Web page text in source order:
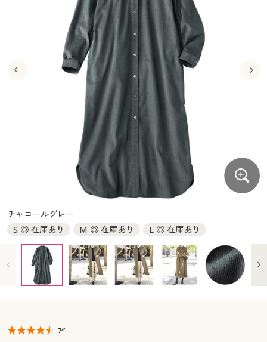
キッチン・雑貨・日用品
寝具・ベッド
カーテン・ラグ・ファブリック
美容・健康通販すべて
美容・健康・サプリメント
制服・スクール
制服・スクールすべて
ジュニア・ティーンズ下着
大きいサイズ
大きいサイズ通販すべて
大きいサイズ レディース服
大きいサイズ レディース下着
大きいサイズ メンズ
大きいサイズ 事務・制服
シークレットセール
商品カテゴリ一覧
カタログ・チラシからのご注文
デジタルカタログ
カタログ無料プレゼント
マイページ
カーテン・ラグ・ファブリック
美容・健康・サプリメント
制服・スクールすべて
制服・学生服
ジュニア・ティーンズ下着
大きいサイズ通販すべて
大きいサイズ レディース服
大きいサイズ レディース下着
大きいサイズ メンズ
大きいサイズ 事務・制服
シークレットセール
商品カテゴリ一覧
カタログ・チラシからのご注文
カタログ無料プレゼント
会員メニュー
閲覧履歴
チャコールグレー
S ◎ 在庫あり
M ◎ 在庫あり L ◎ 在庫あり
7件